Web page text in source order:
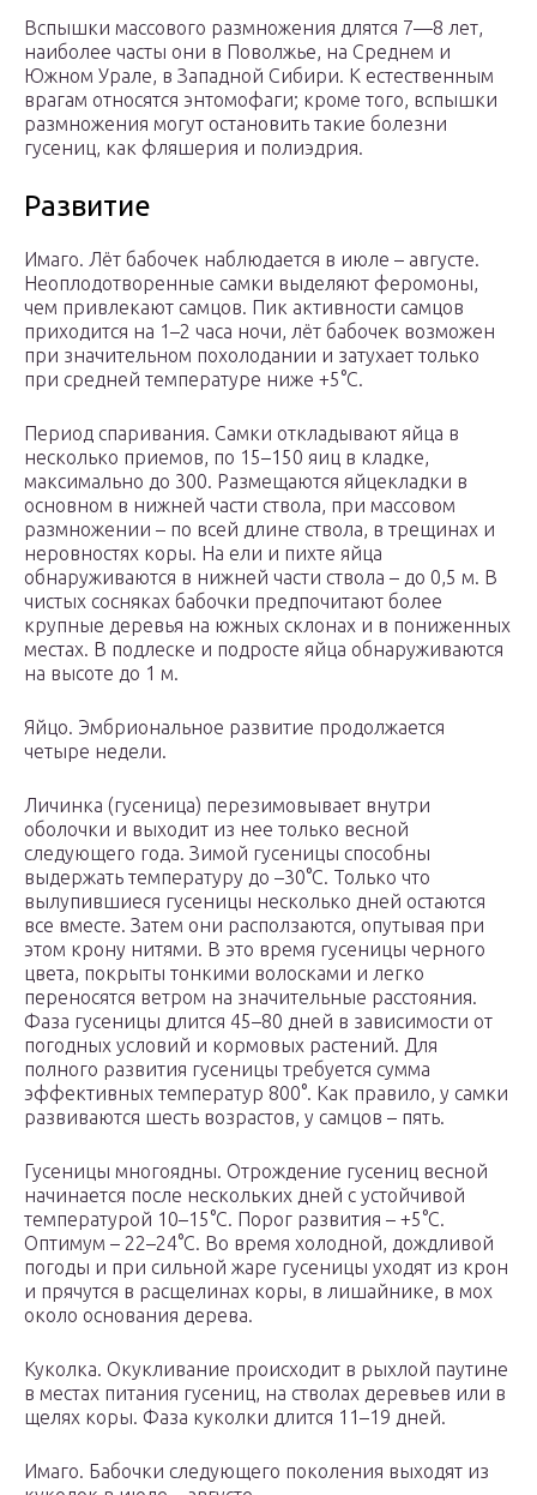
Вспышки массового размножения длятся 7—8 лет,
наиболее часты они в Поволжье, на Среднем и
Южном Урале, в Западной Сибири. К естественным
врагам относятся энтомофаги; кроме того, вспышки
размножения могут остановить такие болезни
гусениц, как фляшерия и полиэдрия.
Развитие
Имаго. Лёт бабочек наблюдается в июле – августе.
Неоплодотворенные самки выделяют феромоны,
чем привлекают самцов. Пик активности самцов
приходится на 1–2 часа ночи, лёт бабочек возможен
при значительном похолодании и затухает только
при средней температуре ниже +5°C.
Период спаривания. Самки откладывают яйца в
несколько приемов, по 15–150 яиц в кладке,
максимально до 300. Размещаются яйцекладки в
основном в нижней части ствола, при массовом
размножении – по всей длине ствола, в трещинах и
неровностях коры. На ели и пихте яйца
обнаруживаются в нижней части ствола – до 0,5 м. В
чистых сосняках бабочки предпочитают более
крупные деревья на южных склонах и в пониженных
местах. В подлеске и подросте яйца обнаруживаются
на высоте до 1 м.
Яйцо. Эмбриональное развитие продолжается
четыре недели.
Личинка (гусеница) перезимовывает внутри
оболочки и выходит из нее только весной
следующего года. Зимой гусеницы способны
выдержать температуру до –30°C. Только что
вылупившиеся гусеницы несколько дней остаются
все вместе. Затем они расползаются, опутывая при
этом крону нитями. В это время гусеницы черного
цвета, покрыты тонкими волосками и легко
переносятся ветром на значительные расстояния.
Фаза гусеницы длится 45–80 дней в зависимости от
погодных условий и кормовых растений. Для
полного развития гусеницы требуется сумма
эффективных температур 800°. Как правило, у самки
развиваются шесть возрастов, у самцов – пять.
Гусеницы многоядны. Отрождение гусениц весной
начинается после нескольких дней с устойчивой
температурой 10–15°C. Порог развития – +5°C.
Оптимум – 22–24°C. Во время холодной, дождливой
погоды и при сильной жаре гусеницы уходят из крон
и прячутся в расщелинах коры, в лишайнике, в мох
около основания дерева.
Куколка. Окукливание происходит в рыхлой паутине
в местах питания гусениц, на стволах деревьев или в
щелях коры. Фаза куколки длится 11–19 дней.
Имаго. Бабочки следующего поколения выходят из